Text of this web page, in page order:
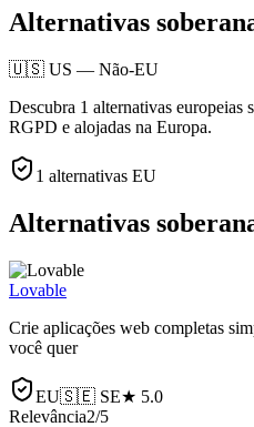
Alternativas
🇺🇸 US — Não-EU
Descubra 1 alternativas europeias
RGPD e alojadas na Europa.
1 alternativas EU
Alternativas
Lovable
Crie aplicações web completas
você quer
EU🇸🇪 SE★ 5.0
Relevância2/5